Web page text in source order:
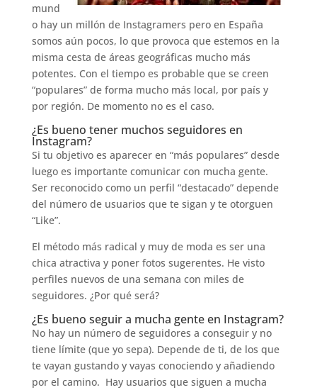
mund
o hay un millón de Instagramers pero en España
somos aún pocos, lo que provoca que estemos en la
misma cesta de áreas geográficas mucho más
potentes. Con el tiempo es probable que se creen
“populares” de forma mucho más local, por país y
por región. De momento no es el caso.
¿Es bueno tener muchos seguidores en
Instagram?
Si tu objetivo es aparecer en “más populares” desde
luego es importante comunicar con mucha gente.
Ser reconocido como un perfil “destacado” depende
del número de usuarios que te sigan y te otorguen
“Like”.
El método más radical y muy de moda es ser una
chica atractiva y poner fotos sugerentes. He visto
perfiles nuevos de una semana con miles de
seguidores. ¿Por qué será?
¿Es bueno seguir a mucha gente en Instagram?
No hay un número de seguidores a conseguir y no
tiene límite (que yo sepa). Depende de ti, de los que
te vayan gustando y vayas conociendo y añadiendo
por el camino. Hay usuarios que siguen a mucha